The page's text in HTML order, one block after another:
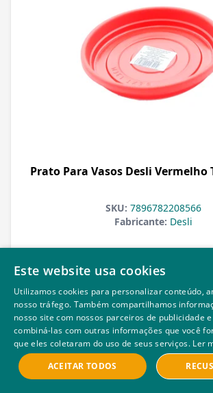
Prato Para Vasos Desli Vermelho
SKU: 7896782208566
Fabricante: Desli
Veja Mais
Este website usa cookies
Utilizamos cookies para personalizar conteúdo,
nosso tráfego. Também compartilhamos
nosso site com nossos parceiros de publicidade
combiná-las com outras informações que você
que eles coletaram do uso de seus serviços. Ler
ACEITAR TODOS